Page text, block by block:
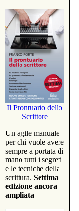
Il Prontuario dello
Scrittore
Un agile manuale
per chi vuole avere
sempre a portata di
mano tutti i segreti
e le tecniche della
scrittura. Settima
edizione ancora
ampliata